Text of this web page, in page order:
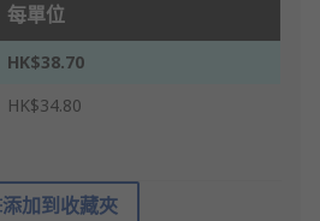
每單位
HK$38.70
HK$34.80
添加到收藏夾